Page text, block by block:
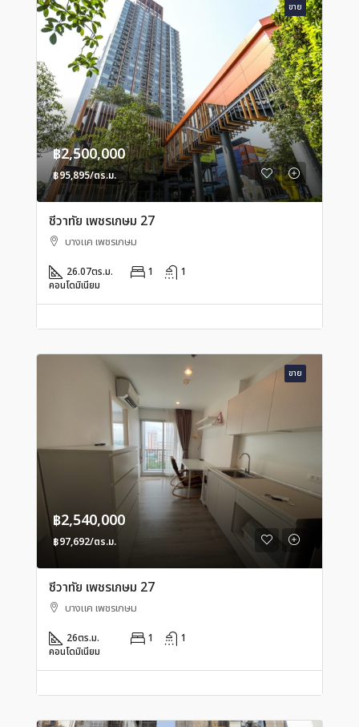
ขาย
฿2,500,000
฿95,895/ตร.ม.
ชีวาทัย เพชรเกษม 27
บางแค เพชรเกษม
26.07ตร.ม. 1
1
คอนโดมิเนียม
ขาย
฿2,540,000
฿97,692/ตร.ม.
ชีวาทัย เพชรเกษม 27
บางแค เพชรเกษม
26ตร.ม. 1
1
คอนโดมิเนียม